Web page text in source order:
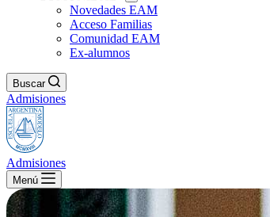
Novedades EAM
Acceso Familias
Comunidad EAM
Ex-alumnos
Buscar
Admisiones
Admisiones
Menú